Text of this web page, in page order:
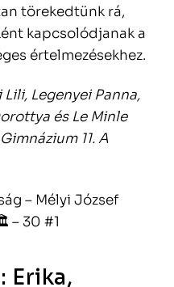
törekedtünk rá,
kapcsolódjanak a
értelmezésekhez.
Legenyei Panna,
és Le Minle
11. A
– Mélyi József
– 30 #1
Erika,